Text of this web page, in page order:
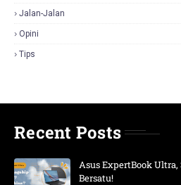
Jalan-Jalan
Opini
Tips
Recent Posts
Asus ExpertBook
Bersatu!